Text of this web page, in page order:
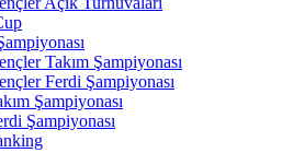
Takım Şampiyonası
Ferdi Şampiyonası
Şampiyonası
Şampiyonası